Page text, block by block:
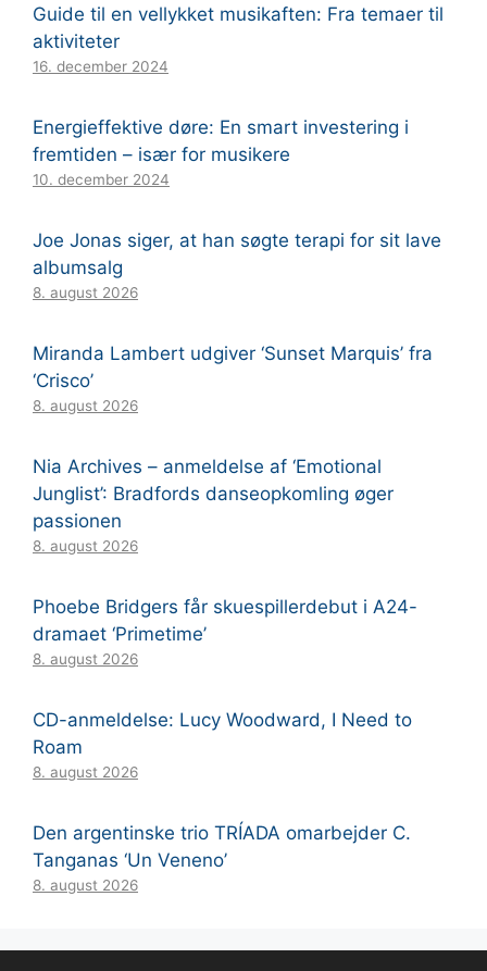
Guide til en vellykket musikaften: Fra temaer til
aktiviteter
16. december 2024
Energieffektive døre: En smart investering i
fremtiden – især for musikere
10. december 2024
Joe Jonas siger, at han søgte terapi for sit lave
albumsalg
8. august 2026
Miranda Lambert udgiver ‘Sunset Marquis’ fra
‘Crisco’
8. august 2026
Nia Archives – anmeldelse af ‘Emotional
Junglist’: Bradfords danseopkomling øger
passionen
8. august 2026
Phoebe Bridgers får skuespillerdebut i A24-
dramaet ‘Primetime’
8. august 2026
CD-anmeldelse: Lucy Woodward, I Need to
Roam
8. august 2026
Den argentinske trio TRÍADA omarbejder C.
Tanganas ‘Un Veneno’
8. august 2026